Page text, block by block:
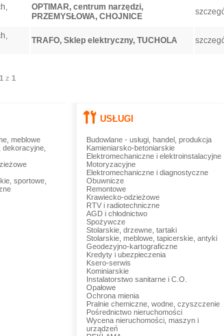
OPTIMAR, centrum narzędzi,
PRZEMYSŁOWA, CHOJNICE
TRAFO, Sklep elektryczny, TUCHOLA
1 z 1
meblowe
sportowe,
USŁUGI
Budowlane - usługi, handel, produkcja
Kamieniarsko-betoniarskie
Elektromechaniczne i elektroinstalacyjne
Motoryzacyjne
Elektromechaniczne i diagnostyczne
Obuwnicze
Remontowe
Krawiecko-odzieżowe
RTV i radiotechniczne
AGD i chłodnictwo
Spożywcze
Stolarskie, drzewne, tartaki
Stolarskie, meblowe, tapicerskie, antyki
Geodezyjno-kartograficzne
Kredyty i ubezpieczenia
Ksero-serwis
Kominiarskie
Instalatorstwo sanitarne i C.O.
Opałowe
Ochrona mienia
Pralnie chemiczne, wodne, czyszczenie
Pośrednictwo nieruchomości
Wycena nieruchomości, maszyn i
urządzeń